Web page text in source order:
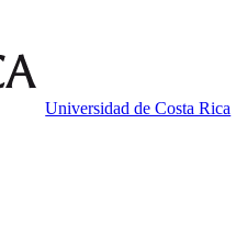
Universidad de Costa Rica